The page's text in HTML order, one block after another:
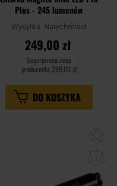
Plus - 245 lumenów
Wysyłka: Natychmiast
249,00 zł
Sugerowana cena
producenta 299,00 zł
DO KOSZYKA